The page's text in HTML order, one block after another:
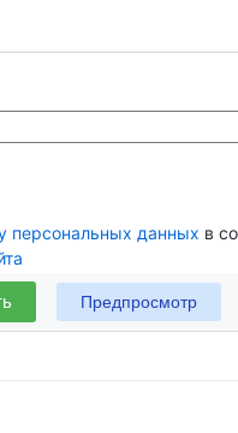
персональных данных в